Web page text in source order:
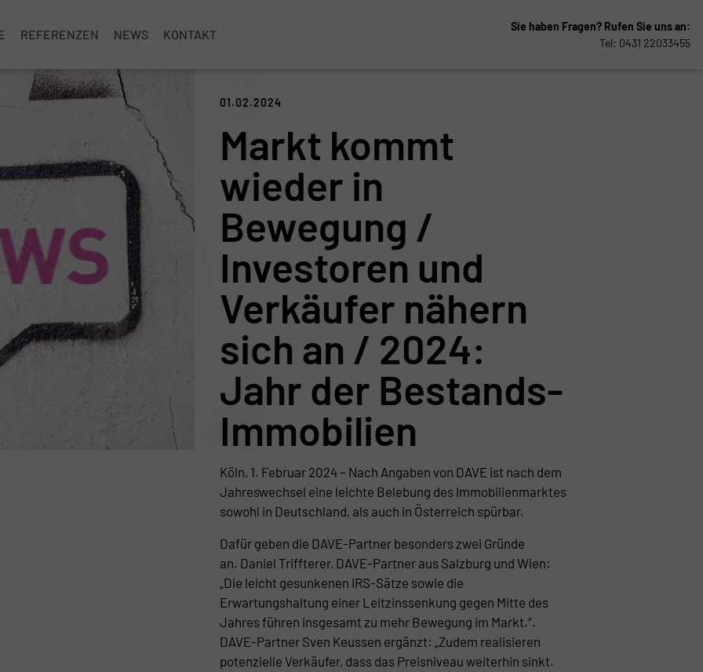
REFERENZEN NEWS KONTAKT
Sie haben Fragen? Rufen Sie uns an:
Tel: 0431 22033455
01.02.2024
Markt kommt
wieder in
Bewegung /
Investoren und
Verkäufer nähern
sich an / 2024:
Jahr der Bestands-
Immobilien
Köln, 1. Februar 2024 – Nach Angaben von DAVE ist nach dem
Jahreswechsel eine leichte Belebung des Immobilienmarktes
sowohl in Deutschland, als auch in Österreich spürbar.
Dafür geben die DAVE-Partner besonders zwei Gründe
an. Daniel Triffterer, DAVE-Partner aus Salzburg und Wien:
„Die leicht gesunkenen IRS-Sätze sowie die
Erwartungshaltung einer Leitzinssenkung gegen Mitte des
Jahres führen insgesamt zu mehr Bewegung im Markt.“.
DAVE-Partner Sven Keussen ergänzt: „Zudem realisieren
potenzielle Verkäufer, dass das Preisniveau weiterhin sinkt.